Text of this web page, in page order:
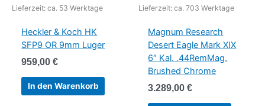
Lieferzeit: ca. 53 Werktage
Heckler & Koch HK
SFP9 OR 9mm Luger
959,00€
In den Warenkorb
Lieferzeit: ca. 703 Werktage
Magnum Research
Desert Eagle Mark XIX
6″ Kal. .44RemMag.
Brushed Chrome
3.289,00€